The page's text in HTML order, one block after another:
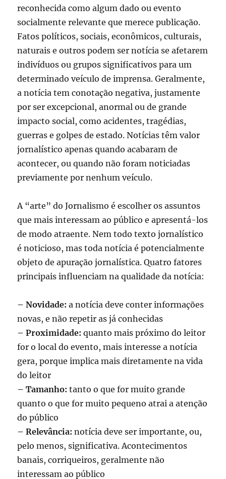
reconhecida como algum dado ou evento
socialmente relevante que merece publicação.
Fatos políticos, sociais, econômicos, culturais,
naturais e outros podem ser notícia se afetarem
indivíduos ou grupos significativos para um
determinado veículo de imprensa. Geralmente,
a notícia tem conotação negativa, justamente
por ser excepcional, anormal ou de grande
impacto social, como acidentes, tragédias,
guerras e golpes de estado. Notícias têm valor
jornalístico apenas quando acabaram de
acontecer, ou quando não foram noticiadas
previamente por nenhum veículo.
A “arte” do Jornalismo é escolher os assuntos
que mais interessam ao público e apresentá-los
de modo atraente. Nem todo texto jornalístico
é noticioso, mas toda notícia é potencialmente
objeto de apuração jornalística. Quatro fatores
principais influenciam na qualidade da notícia:
– Novidade: a notícia deve conter informações
novas, e não repetir as já conhecidas
– Proximidade: quanto mais próximo do leitor
for o local do evento, mais interesse a notícia
gera, porque implica mais diretamente na vida
do leitor
– Tamanho: tanto o que for muito grande
quanto o que for muito pequeno atrai a atenção
do público
– Relevância: notícia deve ser importante, ou,
pelo menos, significativa. Acontecimentos
banais, corriqueiros, geralmente não
interessam ao público